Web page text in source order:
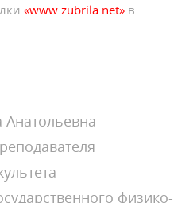
«www.zubrila.net» в
—
физико-